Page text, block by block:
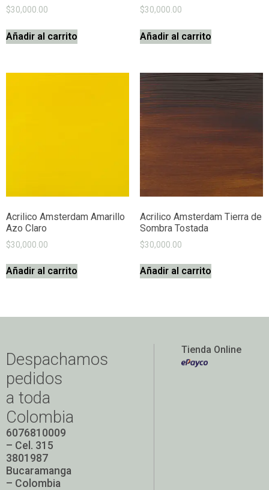
$30,000.00
Añadir al carrito
$30,000.00
Añadir al carrito
Acrilico Amsterdam Amarillo
Azo Claro
$30,000.00
Añadir al carrito
Acrilico Amsterdam Tierra de
Sombra Tostada
$30,000.00
Añadir al carrito
Despachamos
pedidos
a toda
Colombia
6076810009
– Cel. 315
3801987
Bucaramanga
– Colombia
Tienda Online